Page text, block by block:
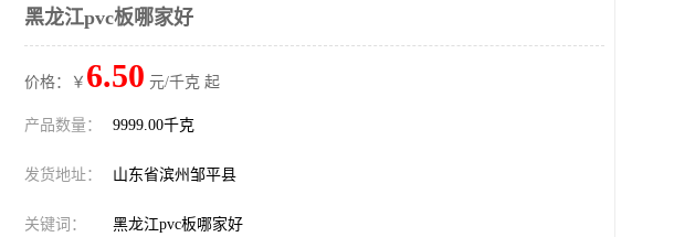
黑龙江pvc板哪家好
价格：￥ 6.50 元/千克 起
产品数量： 9999.00千克
发货地址： 山东省滨州邹平县
关键词： 黑龙江pvc板哪家好